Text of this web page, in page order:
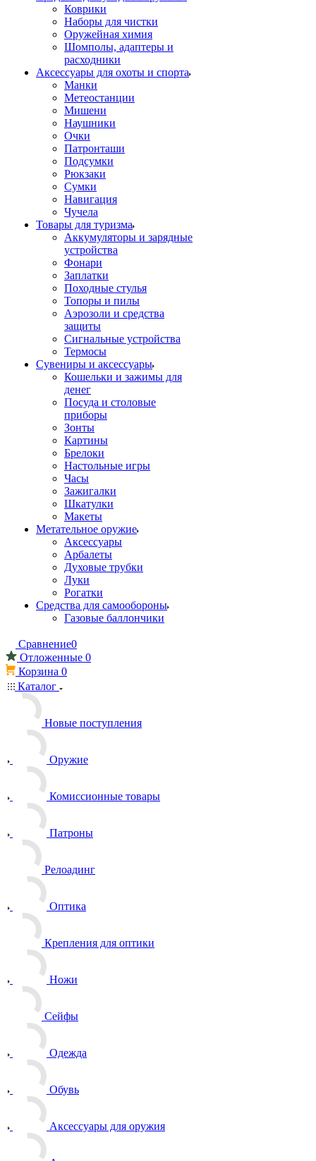
Коврики
Наборы для чистки
Оружейная химия
Шомполы, адаптеры и
расходники
Аксессуары для охоты и спорта
Манки
Метеостанции
Мишени
Наушники
Очки
Патронташи
Подсумки
Рюкзаки
Сумки
Навигация
Чучела
Товары для туризма
Аккумуляторы и зарядные
устройства
Фонари
Заплатки
Походные стулья
Топоры и пилы
Аэрозоли и средства
защиты
Сигнальные устройства
Термосы
Сувениры и аксессуары
Кошельки и зажимы для
денег
Посуда и столовые
приборы
Зонты
Картины
Брелоки
Настольные игры
Часы
Зажигалки
Шкатулки
Макеты
Метательное оружие
Аксессуары
Арбалеты
Духовые трубки
Луки
Рогатки
Средства для самообороны
Газовые баллончики
Сравнение0
Отложенные 0
Корзина 0
Каталог
Новые поступления
Оружие
Комиссионные товары
Патроны
Релоадинг
Оптика
Крепления для оптики
Ножи
Сейфы
Одежда
Обувь
Аксессуары для оружия